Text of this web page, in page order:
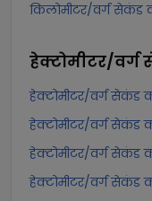
किलोमीटर/वर्ग सेकंड
हेक्टोमीटर/वर्ग
हेक्टोमीटर/वर्ग सेकंड
हेक्टोमीटर/वर्ग सेकंड
हेक्टोमीटर/वर्ग सेकंड
हेक्टोमीटर/वर्ग सेकंड